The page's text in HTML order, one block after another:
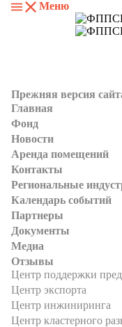
Меню
Прежняя версия
Главная
Фонд
Новости
Аренда помещений
Контакты
Региональные
Календарь событий
Партнеры
Документы
Медиа
Отзывы
Центр поддержки
Центр экспорта
Центр инжиниринга
Центр кластерного